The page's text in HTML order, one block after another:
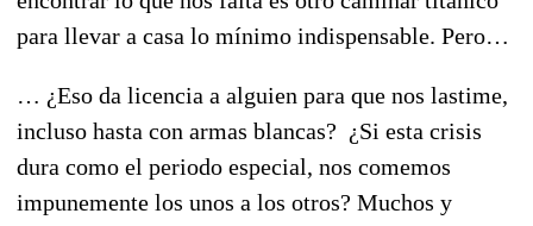
para llevar a casa lo mínimo indispensable. Pero…
… ¿Eso da licencia a alguien para que nos lastime,
incluso hasta con armas blancas? ¿Si esta crisis
dura como el periodo especial, nos comemos
impunemente los unos a los otros? Muchos y